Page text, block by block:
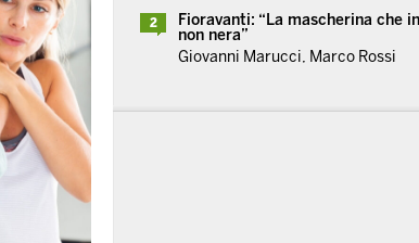
2
Fioravanti: “La mascherina che
non nera”
Giovanni Marucci, Marco Rossi